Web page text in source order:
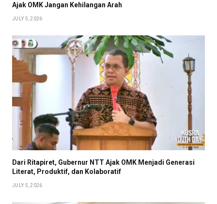
Ajak OMK Jangan Kehilangan Arah
JULY 5, 2026
Dari Ritapiret, Gubernur NTT Ajak OMK Menjadi Generasi
Literat, Produktif, dan Kolaboratif
JULY 5, 2026